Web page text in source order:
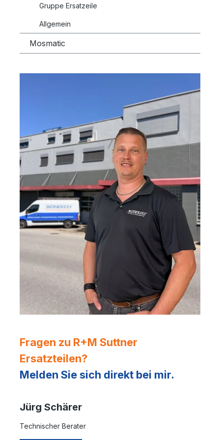
Gruppe Ersatzeile
Allgemein
Mosmatic
Fragen zu R+M Suttner
Ersatzteilen?
Melden Sie sich direkt bei mir.
Jürg Schärer
Technischer Berater